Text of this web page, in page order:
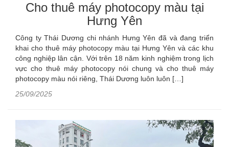
Cho thuê máy photocopy màu tại
Hưng Yên
Công ty Thái Dương chi nhánh Hưng Yên đã và đang triển
khai cho thuê máy photocopy màu tại Hưng Yên và các khu
công nghiệp lân cận. Với trên 18 năm kinh nghiệm trong lịch
vực cho thuê máy photocopy nói chung và cho thuê máy
photocopy màu nói riêng, Thái Dương luôn luôn […]
25/09/2025